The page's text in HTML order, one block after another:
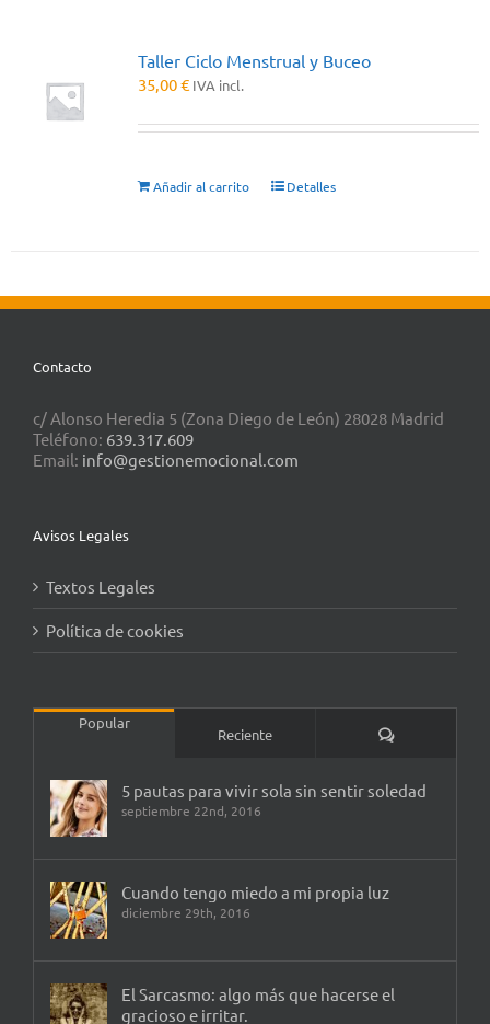
Taller Ciclo Menstrual y Buceo
35,00€ IVA incl.
Añadir al carrito Detalles
Contacto
c/ Alonso Heredia 5 (Zona Diego de León) 28028 Madrid
Teléfono: 639.317.609
Email: info@gestionemocional.com
Avisos Legales
Textos Legales
Política de cookies
Popular
Reciente Comentarios
5 pautas para vivir sola sin sentir soledad
septiembre 22nd, 2016
Cuando tengo miedo a mi propia luz
diciembre 29th, 2016
El Sarcasmo: algo más que hacerse el
gracioso e irritar.